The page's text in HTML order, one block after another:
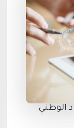
الوطني